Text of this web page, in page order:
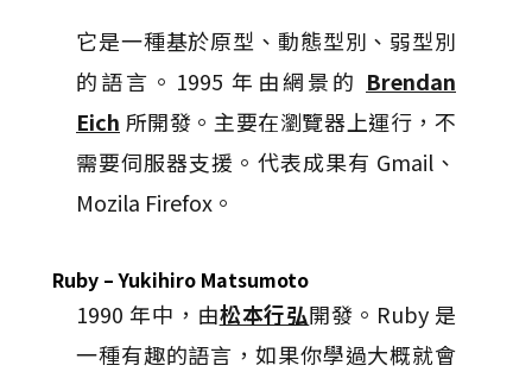
它是一種基於原型、動態型別、弱型別
的語言。1995 年由網景的 Brendan
Eich 所開發。主要在瀏覽器上運行，不
需要伺服器支援。代表成果有 Gmail、
Mozila Firefox。
Ruby – Yukihiro Matsumoto
1990 年中，由松本行弘開發。Ruby 是
一種有趣的語言，如果你學過大概就會